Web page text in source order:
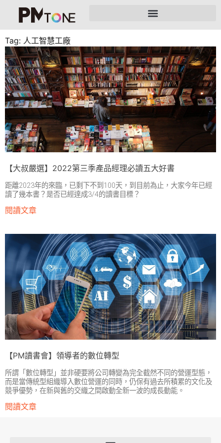
Tag: 人工智慧工廠
【大叔嚴選】2022第三季產品經理必讀五大好書
距離2023年的來臨，已剩下不到100天，到目前為止，大家今年已經
讀了幾本書？是否已經達成3/4的讀書目標？
閱讀文章
【PM讀書會】領導者的數位轉型
所謂「數位轉型」並非硬要將公司轉變為完全截然不同的營運型態，
而是當傳統型組織導入數位營運的同時，仍保有過去所積累的文化及
競爭優勢，在新與舊的交織之間啟動全新一波的成長動能。
閱讀文章